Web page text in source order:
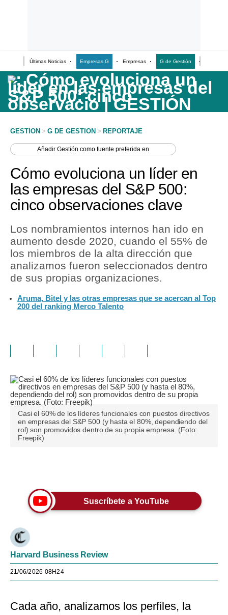
Últimas Noticias Empresas G Empresas G de Gestión
Últimas Noticias
Casos de Estudio
Columnistas
Lifestyle
Reportaje
GESTION > G DE GESTION > REPORTAJE
AñadirGestión como fuente preferida en
Cómo evoluciona un líder en
las empresas del S&P 500:
cinco observaciones clave
Los nombramientos internos han ido en
aumento desde 2020, cuando el 55% de
los miembros de la alta dirección que
analizamos fueron seleccionados dentro
de sus propias organizaciones.
Aruma, Bitel y las otras empresas que se acercan al Top
200 del ranking Merco Talento
Casi el 60% de los líderes funcionales con puestos directivos
en empresas del S&P 500 (y hasta el 80%, dependiendo del
rol) son promovidos dentro de su propia empresa. (Foto:
Freepik)
Suscríbete a YouTube
Harvard Business Review
21/06/2026 08H24
Cada año, analizamos los perfiles, la